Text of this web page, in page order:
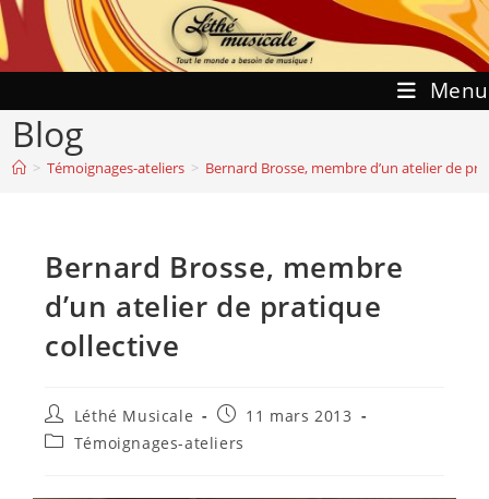
Skip
to
content
Menu
Blog
> Témoignages-ateliers > Bernard Brosse, membre d’un atelier de
Bernard Brosse, membre
d’un atelier de pratique
collective
Auteur/autrice
de
la
Léthé Musicale
Publication
publiée :
11 mars 2013
PostTémoignages-ateliers